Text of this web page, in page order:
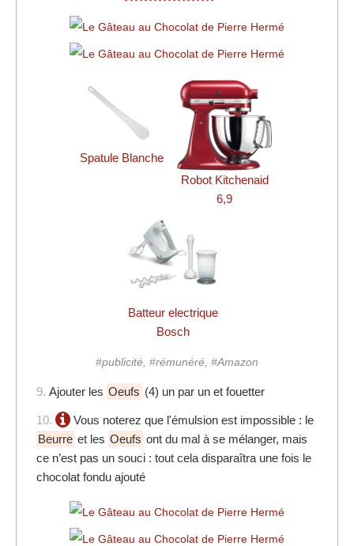
Spatule Blanche
Robot Kitchenaid
6,9
Batteur electrique
Bosch
#publicité, #rémunéré, #Amazon
9. Ajouter les Oeufs (4) un par un et fouetter
10.
Vous noterez que l'émulsion est impossible : le
Beurre et les Oeufs ont du mal à se mélanger, mais
ce n’est pas un souci : tout cela disparaîtra une fois le
chocolat fondu ajouté